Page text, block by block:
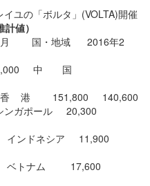
ユの「ボルタ」(VOLTA)開催
値）
月 国・地域 2016年2
中 国
港 151,800 140,600
ポール 20,300
ンドネシア 11,900
ベトナム 17,600